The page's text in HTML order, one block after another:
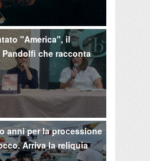
"America", il
che racconta
anni per la processione
Arriva la reliquia